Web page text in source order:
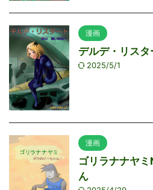
漫画
デルデ・リス
2025/5/1
漫画
ゴリラナナヤ
ん